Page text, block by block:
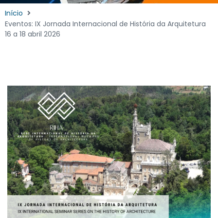
Início
Eventos: IX Jornada Internacional de História da Arquitetura
16 a 18 abril 2026